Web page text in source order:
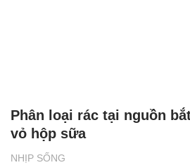
NHỊP SỐNG
Phân loại rác tại nguồn
vỏ hộp sữa